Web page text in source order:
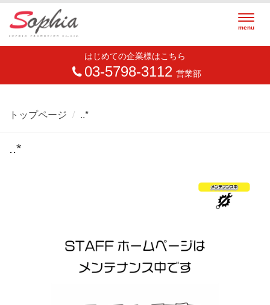
menu
はじめての企業様はこちら
03-5798-3112 営業部
トップページ ..*
..*